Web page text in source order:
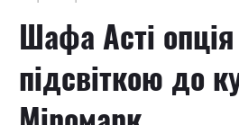
Шафа Асті опція
підсвіткою до